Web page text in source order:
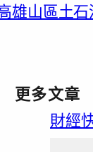
雄山區土
更多文章
財經